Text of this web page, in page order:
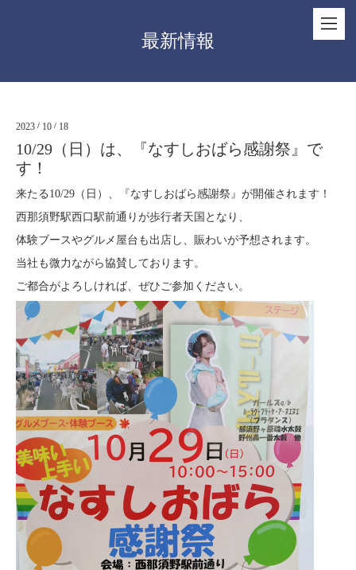
最新情報
2023 / 10 / 18
10/29（日）は、『なすしおばら感謝祭』で
す！
来たる10/29（日）、『なすしおばら感謝祭』が開催されます！
西那須野駅西口駅前通りが歩行者天国となり、
体験ブースやグルメ屋台も出店し、賑わいが予想されます。
当社も微力ながら協賛しております。
ご都合がよろしければ、ぜひご参加ください。